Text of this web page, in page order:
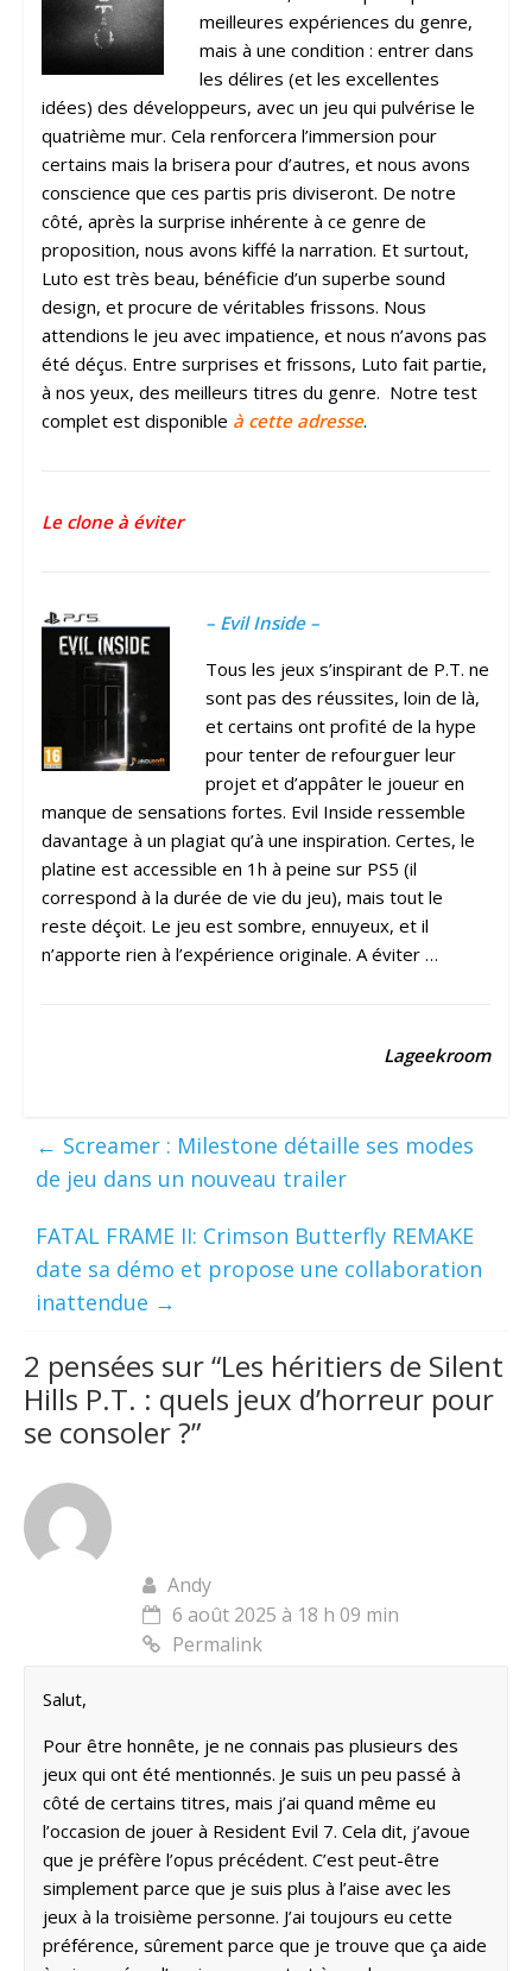
meilleures expériences du genre,
mais à une condition : entrer dans
les délires (et les excellentes
idées) des développeurs, avec un jeu qui pulvérise le
quatrième mur. Cela renforcera l’immersion pour
certains mais la brisera pour d’autres, et nous avons
conscience que ces partis pris diviseront. De notre
côté, après la surprise inhérente à ce genre de
proposition, nous avons kiffé la narration. Et surtout,
Luto est très beau, bénéficie d’un superbe sound
design, et procure de véritables frissons. Nous
attendions le jeu avec impatience, et nous n’avons pas
été déçus. Entre surprises et frissons, Luto fait partie,
à nos yeux, des meilleurs titres du genre. Notre test
complet est disponible à cette adresse.
Le clone à éviter
– Evil Inside –
Tous les jeux s’inspirant de P.T. ne
sont pas des réussites, loin de là,
et certains ont profité de la hype
pour tenter de refourguer leur
projet et d’appâter le joueur en
manque de sensations fortes. Evil Inside ressemble
davantage à un plagiat qu’à une inspiration. Certes, le
platine est accessible en 1h à peine sur PS5 (il
correspond à la durée de vie du jeu), mais tout le
reste déçoit. Le jeu est sombre, ennuyeux, et il
n’apporte rien à l’expérience originale. A éviter …
Lageekroom
← Screamer : Milestone détaille ses modes
de jeu dans un nouveau trailer
FATAL FRAME II: Crimson Butterfly REMAKE
date sa démo et propose une collaboration
inattendue →
2 pensées sur “Les héritiers de Silent
Hills P.T. : quels jeux d’horreur pour
se consoler ?”
Andy
6 août 2025 à 18 h 09 min
Permalink
Salut,
Pour être honnête, je ne connais pas plusieurs des
jeux qui ont été mentionnés. Je suis un peu passé à
côté de certains titres, mais j’ai quand même eu
l’occasion de jouer à Resident Evil 7. Cela dit, j’avoue
que je préfère l’opus précédent. C’est peut-être
simplement parce que je suis plus à l’aise avec les
jeux à la troisième personne. J’ai toujours eu cette
préférence, sûrement parce que je trouve que ça aide